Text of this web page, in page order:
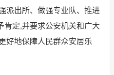
派出所、做强专业队、推进
肯定,并要求公安机关和广大
好地保障人民群众安居乐